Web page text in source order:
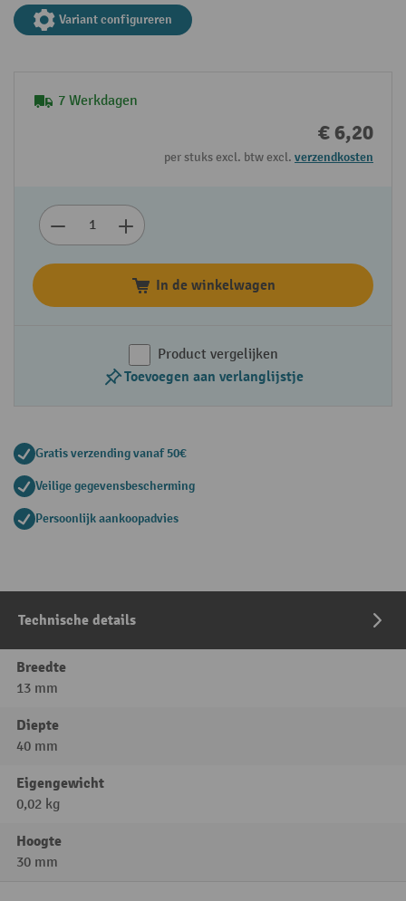
Variant configureren
7 Werkdagen
€ 6,20
per stuks excl. btw excl. verzendkosten
In de winkelwagen
Product vergelijken
Toevoegen aan verlanglijstje
Gratis verzending vanaf 50€
Veilige gegevensbescherming
Persoonlijk aankoopadvies
Technische details
Breedte
13 mm
Diepte
40 mm
Eigengewicht
0,02 kg
Hoogte
30 mm